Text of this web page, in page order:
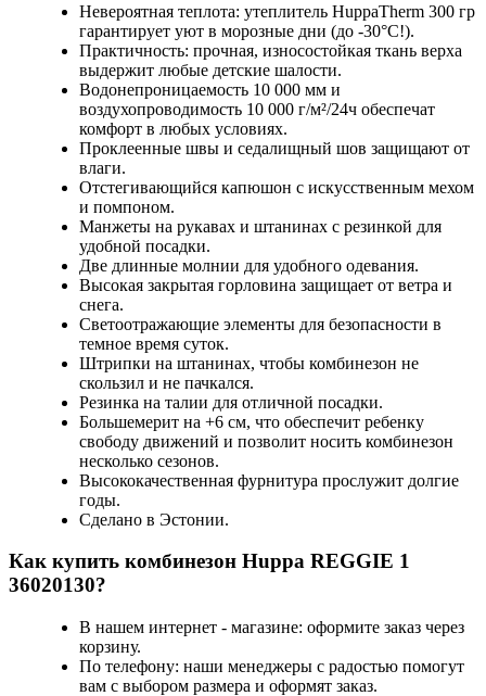
Невероятная теплота: утеплитель HuppaTherm 300 гр
гарантирует уют в морозные дни (до -30°C!).
Практичность: прочная, износостойкая ткань верха
выдержит любые детские шалости.
Водонепроницаемость 10 000 мм и
воздухопроводимость 10 000 г/м²/24ч обеспечат
комфорт в любых условиях.
Проклеенные швы и седалищный шов защищают от
влаги.
Отстегивающийся капюшон с искусственным мехом
и помпоном.
Манжеты на рукавах и штанинах с резинкой для
удобной посадки.
Две длинные молнии для удобного одевания.
Высокая закрытая горловина защищает от ветра и
снега.
Светоотражающие элементы для безопасности в
темное время суток.
Штрипки на штанинах, чтобы комбинезон не
скользил и не пачкался.
Резинка на талии для отличной посадки.
Большемерит на +6 см, что обеспечит ребенку
свободу движений и позволит носить комбинезон
несколько сезонов.
Высококачественная фурнитура прослужит долгие
годы.
Сделано в Эстонии.
Как купить комбинезон Huppa REGGIE 1
36020130?
В нашем интернет - магазине: оформите заказ через
корзину.
По телефону: наши менеджеры с радостью помогут
вам с выбором размера и оформят заказ.